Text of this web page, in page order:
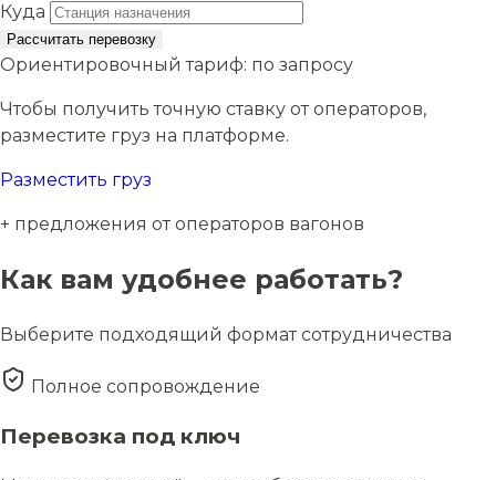
Куда
Рассчитать перевозку
Ориентировочный тариф: по запросу
Чтобы получить точную ставку от операторов,
разместите груз на платформе.
Разместить груз
+ предложения от операторов вагонов
Как вам удобнее работать?
Выберите подходящий формат сотрудничества
Полное сопровождение
Перевозка под ключ